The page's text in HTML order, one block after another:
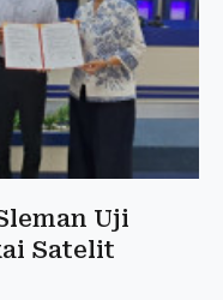
Uji
Satelit